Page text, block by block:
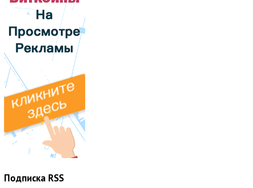
Подписка RSS